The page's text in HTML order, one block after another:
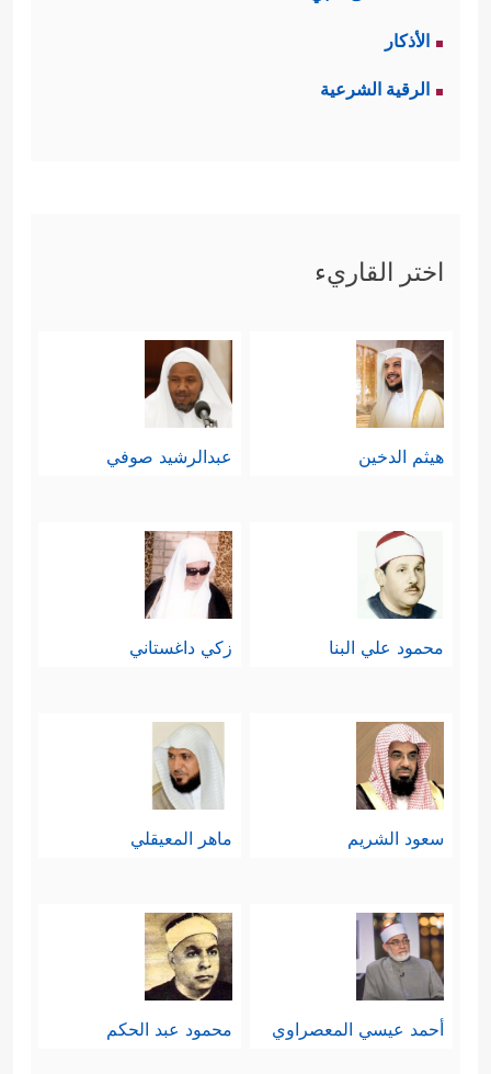
الأذكار
الرقية الشرعية
اختر القاريء
هيثم الدخين عبدالرشيد صوفي
محمود علي البنا زكي داغستاني
سعود الشريم ماهر المعيقلي
أحمد عيسي المعصراوي محمود عبد الحكم